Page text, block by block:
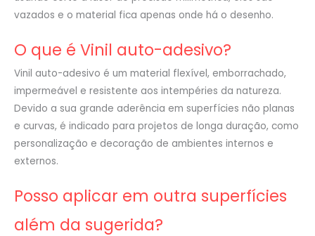
vazados e o material fica apenas onde há o desenho.
O que é Vinil auto-adesivo?
Vinil auto-adesivo é um material flexível, emborrachado,
impermeável e resistente aos intempéries da natureza.
Devido a sua grande aderência em superfícies não planas
e curvas, é indicado para projetos de longa duração, como
personalização e decoração de ambientes internos e
externos.
Posso aplicar em outra superfícies
além da sugerida?